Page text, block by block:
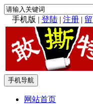
手机版 | 登陆 | 注册 |
手机导航
网站首页